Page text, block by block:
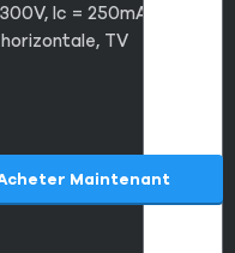
Ic = 250mA, d
TV
Maintenant